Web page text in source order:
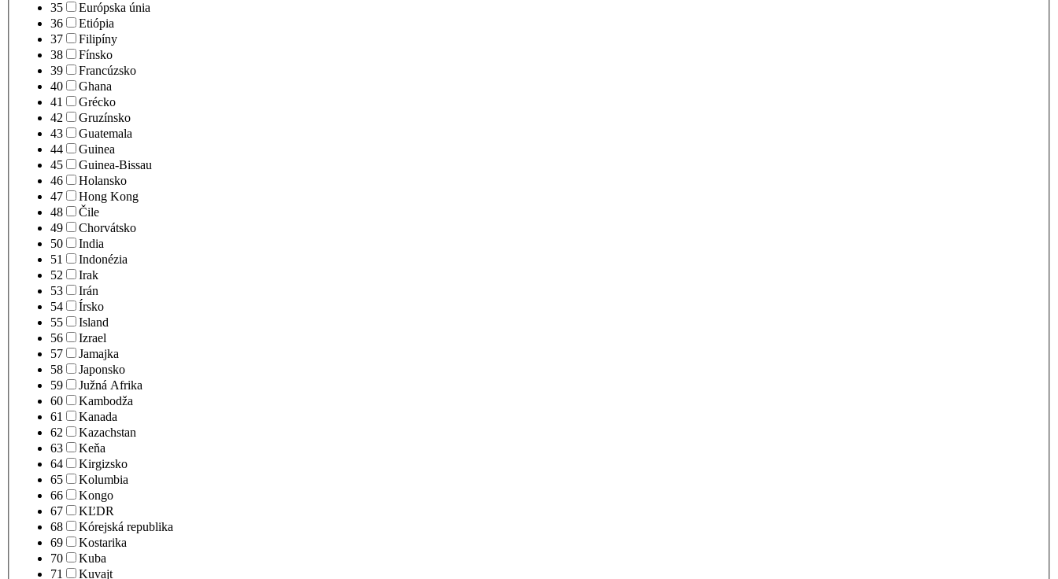
35
Európska únia
36
Etiópia
37
Filipíny
38
Fínsko
39
Francúzsko
40
Ghana
41
Grécko
42
Gruzínsko
43
Guatemala
44
Guinea
45
Guinea-Bissau
46
Holansko
47
Hong Kong
48
Čile
49
Chorvátsko
50
India
51
Indonézia
52
Irak
53
Irán
54
Írsko
55
Island
56
Izrael
57
Jamajka
58
Japonsko
59
Južná Afrika
60
Kambodža
61
Kanada
62
Kazachstan
63
Keňa
64
Kirgizsko
65
Kolumbia
66
Kongo
67
KĽDR
68
Kórejská republika
69
Kostarika
70
Kuba
71
Kuvajt